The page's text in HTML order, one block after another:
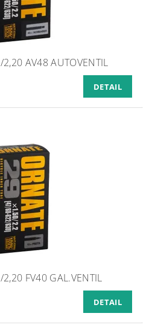
AV48 AUTOVENTIL
DETAIL
FV40 GAL.VENTIL
DETAIL